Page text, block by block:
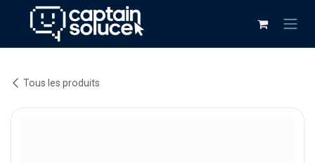
Se rendre au contenu
Tous les produits